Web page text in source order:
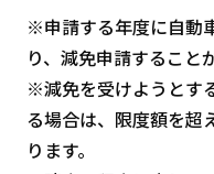
※申請する年度に自動
り、減免申請すること
※減免を受けようとす
る場合は、限度額を超
ります。